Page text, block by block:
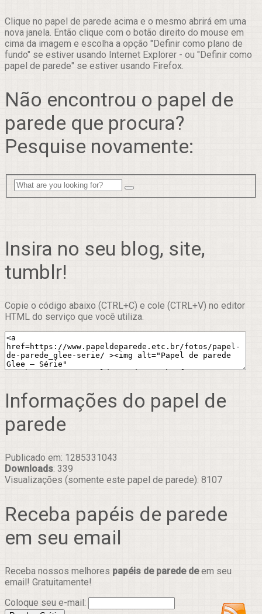
Clique no papel de parede acima e o mesmo abrirá em uma
nova janela. Então clique com o botão direito do mouse em
cima da imagem e escolha a opção "Definir como plano de
fundo" se estiver usando Internet Explorer - ou "Definir como
papel de parede" se estiver usando Firefox.
Não encontrou o papel de
parede que procura?
Pesquise novamente:
Insira no seu blog, site,
tumblr!
Copie o código abaixo (CTRL+C) e cole (CTRL+V) no editor
HTML do serviço que você utiliza.
Informações do papel de
parede
Publicado em: 1285331043
Downloads: 339
Visualizações (somente este papel de parede): 8107
Receba papéis de parede
em seu email
Receba nossos melhores papéis de parede deem seu
email! Gratuitamente!
Coloque seu e-mail: